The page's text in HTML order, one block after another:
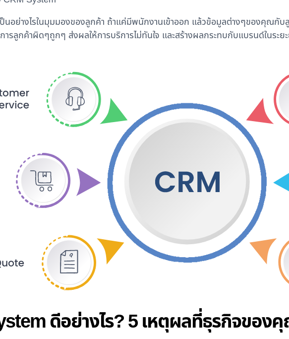
นอย่างไรในมุมมองของลูกค้า ถ้าแค่มีพนักงานเข้าออก แล้วข้อมูลต่างๆของคุณ
รลูกค้าผิดๆถูกๆ ส่งผลให้การบริการไม่ทันใจ และสร้างผลกระทบกับแบรนด์ในระย
ดีอย่างไร? 5 เหตุผลที่ธุรกิจขอ